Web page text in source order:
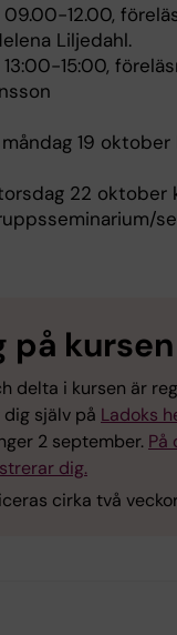
12.00,
Liljedahl.
15:00,
19 oktober
22 oktober
på kursen
delta i kursen är
själv på Ladoks
2 september. På
dig.
cirka två